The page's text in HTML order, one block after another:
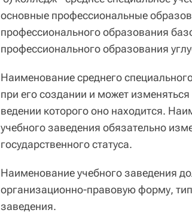
основные профессиональные
профессионального образования
профессионального образования
Наименование среднего
при его создании и может
ведении которого оно находится.
учебного заведения обязательно
государственного статуса.
Наименование учебного заведения
организационно-правовую форму,
заведения.